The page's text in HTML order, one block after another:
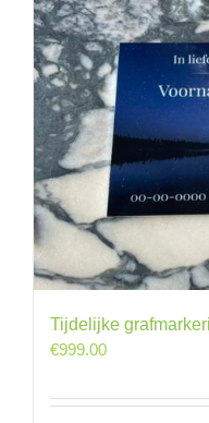
Tijdelijke
€999.00